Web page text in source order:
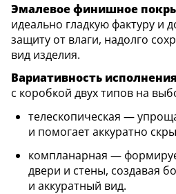
Эмалевое финишное
идеально гладкую фактуру и
защиту от влаги, надолго
вид изделия.
Вариативность исполнения
с коробкой двух типов на
телескопическая —
и помогает аккуратно
компланарная —
двери и стены, создавая
и аккуратный вид.